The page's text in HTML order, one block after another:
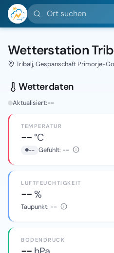
Ort suchen
Wetterstation
Tribalj, Gespanschaft Primorje-
Wetterdaten
Aktualisiert:--
TEMPERATUR
--°C
-- Gefühlt: --
LUFTFEUCHTIGKEIT
--%
Taupunkt: --
BODENDRUCK